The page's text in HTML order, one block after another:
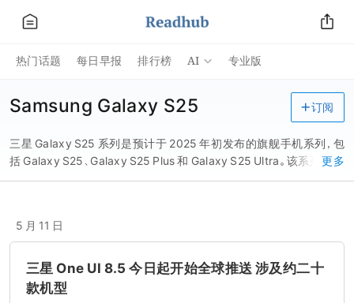
热门话题 每日早报 排行榜 AI 专业版
Samsung Galaxy S25
三星 Galaxy S25 系列是预计于 2025 年初发布的旗舰手机系列，包
括 Galaxy S25、Galaxy S25 Plus 和 Galaxy S25 Ultra。该系列预计
将带来设计上的改进、升级的规格和新的功能。
更多
订阅
5 月 11 日
三星 One UI 8.5 今日起开始全球推送 涉及约二十
款机型